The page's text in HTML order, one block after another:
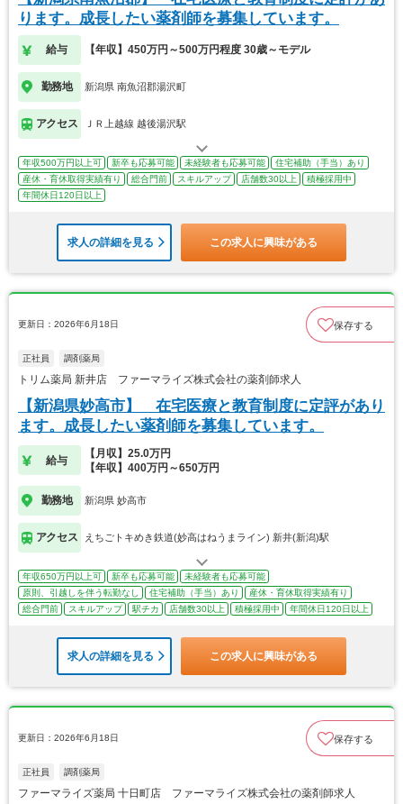
ります。成長したい薬剤師を募集しています。
給与 【年収】450万円～500万円程度 30歳～モデル
勤務地 新潟県 南魚沼郡湯沢町
アクセス ＪＲ上越線 越後湯沢駅
年収500万円以上可 新卒も応募可能 未経験者も応募可能
住宅補助（手当）あり
産休・育休取得実績有り
総合門前 スキルアップ 店舗数30以上
積極採用中
年間休日120日以上
求人の詳細を見る この求人に興味がある
更新日：2026年6月18日 保存する
正社員 調剤薬局
トリム薬局 新井店 ファーマライズ株式会社の薬剤師求人
【新潟県妙高市】 在宅医療と教育制度に定評があり
ます。成長したい薬剤師を募集しています。
給与
【月収】25.0万円
【年収】400万円～650万円
勤務地 新潟県 妙高市
アクセス えちごトキめき鉄道(妙高はねうまライン) 新井(新潟)駅
年収650万円以上可 新卒も応募可能
未経験者も応募可能
原則、引越しを伴う転勤なし
住宅補助（手当）あり
産休・育休取得実績有り
総合門前
スキルアップ 駅チカ 店舗数30以上 積極採用中 年間休日120日以上
求人の詳細を見る この求人に興味がある
更新日：2026年6月18日 保存する
正社員 調剤薬局
ファーマライズ薬局 十日町店 ファーマライズ株式会社の薬剤師求人